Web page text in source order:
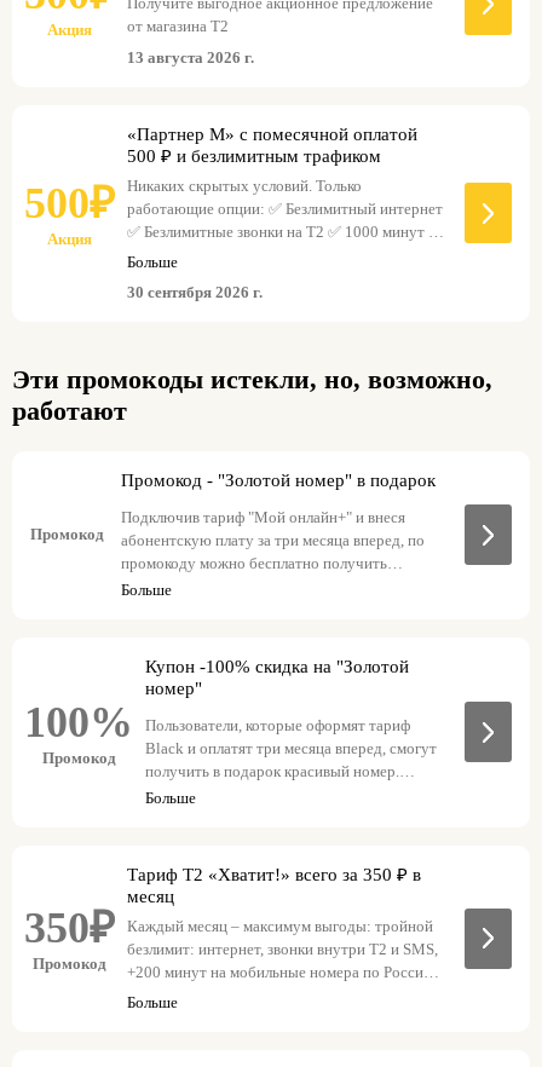
Акция
от магазина Т2
13 августа 2026 г.
500₽
Акция
«Партнер М» с помесячной оплатой
500 ₽ и безлимитным трафиком
Никаких скрытых условий. Только
работающие опции: ✅ Безлимитный интернет
✅ Безлимитные звонки на Т2 ✅ 1000 минут на
других операторов ✅ 200 SMS для важных
Единоразовая плата за подключение – 100 ₽
Больше
30 сентября 2026 г.
Эти промокоды истекли, но, возможно,
работают
Промокод
Промокод - "Золотой номер" в подарок
Подключив тариф "Мой онлайн+" и внеся
абонентскую плату за три месяца вперед, по
промокоду можно бесплатно получить
красивый номер, стоимость которого
Больше
100%
Промокод
Купон -100% скидка на "Золотой
номер"
Пользователи, которые оформят тариф
Black и оплатят три месяца вперед, смогут
получить в подарок красивый номер.
Промокод действует в течение
Больше
350₽
Промокод
Тариф T2 «Хватит!» всего за 350 ₽ в
месяц
Каждый месяц – максимум выгоды: тройной
безлимит: интернет, звонки внутри T2 и SMS,
+200 минут на мобильные номера по России,
по промокоду – тариф всего за 350 ₽ в месяц.
Больше